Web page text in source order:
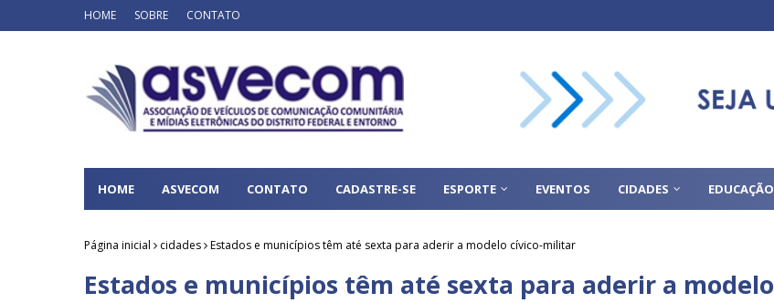
HOME SOBRE CONTATO
HOME ASVECOM CONTATO CADASTRE-SE ESPORTE EVENTOS CIDADES EDUCAÇÃO
Página inicial cidades Estados e municípios têm até sexta para aderir a modelo cívico-militar
Estados e municípios têm até sexta para aderir a modelo